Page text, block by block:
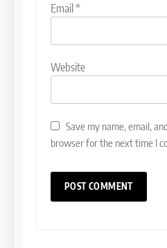
Email*
Website
Save my name, email,
browser for the next time I